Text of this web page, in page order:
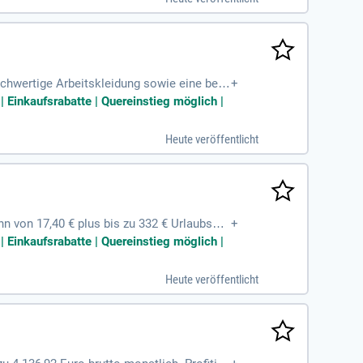
Arbeitskleidung sowie eine beza
und Karriereentwicklung, wie zum Sta
und Rabatte bei Mobilfunkan
+
| Quereinstieg möglich |
Heute veröffentlicht
17,40 € plus bis zu 332 € Urlaubsgel
von einem krisensicheren Arbeitsplatz.
Wir bieten eine bezahlte Einweisung u
+
| Quereinstieg möglich |
Heute veröffentlicht